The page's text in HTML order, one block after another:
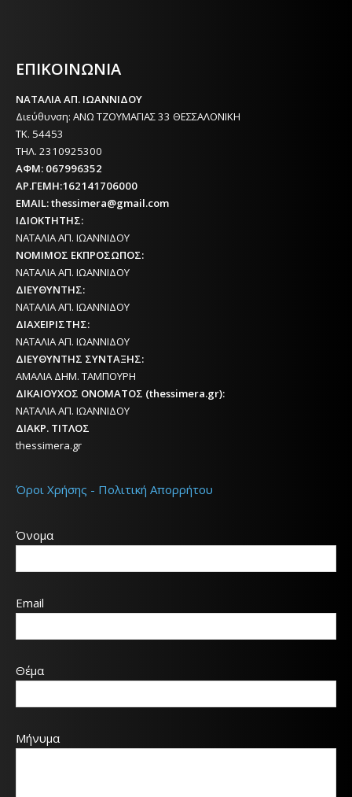
ΕΠΙΚΟΙΝΩΝΙΑ
ΝΑΤΑΛΙΑ ΑΠ. ΙΩΑΝΝΙΔΟΥ
Διεύθυνση: ΑΝΩ ΤΖΟΥΜΑΓΙΑΣ 33 ΘΕΣΣΑΛΟΝΙΚΗ
ΤΚ. 54453
ΤΗΛ. 2310925300
ΑΦΜ: 067996352
ΑΡ.ΓΕΜΗ:162141706000
EMAIL: thessimera@gmail.com
ΙΔΙΟΚΤΗΤΗΣ:
ΝΑΤΑΛΙΑ ΑΠ. ΙΩΑΝΝΙΔΟΥ
ΝΟΜΙΜΟΣ ΕΚΠΡΟΣΩΠΟΣ:
ΝΑΤΑΛΙΑ ΑΠ. ΙΩΑΝΝΙΔΟΥ
ΔΙΕΥΘΥΝΤΗΣ:
ΝΑΤΑΛΙΑ ΑΠ. ΙΩΑΝΝΙΔΟΥ
ΔΙΑΧΕΙΡΙΣΤΗΣ:
ΝΑΤΑΛΙΑ ΑΠ. ΙΩΑΝΝΙΔΟΥ
ΔΙΕΥΘΥΝΤΗΣ ΣΥΝΤΑΞΗΣ:
ΑΜΑΛΙΑ ΔΗΜ. ΤΑΜΠΟΥΡΗ
ΔΙΚΑΙΟΥΧΟΣ ΟΝΟΜΑΤΟΣ (thessimera.gr):
ΝΑΤΑΛΙΑ ΑΠ. ΙΩΑΝΝΙΔΟΥ
ΔΙΑΚΡ. ΤΙΤΛΟΣ
thessimera.gr
Όροι Χρήσης - Πολιτική Απορρήτου
Όνομα
Email
Θέμα
Μήνυμα